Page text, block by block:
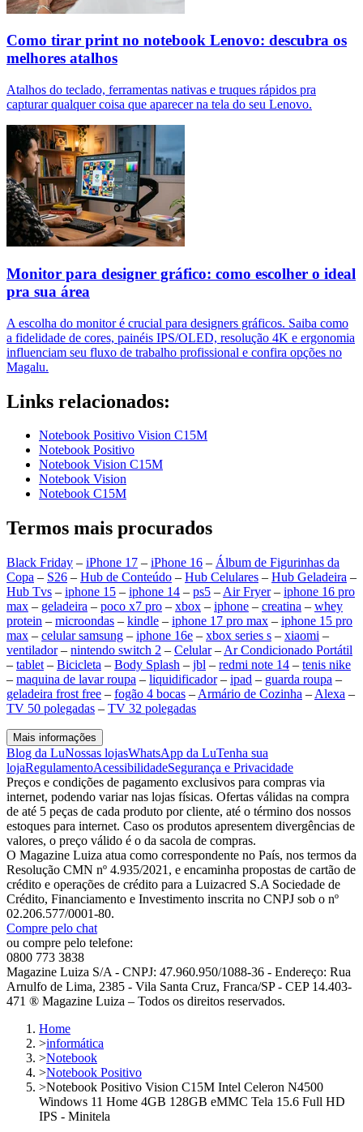
Como tirar print no notebook Lenovo: descubra os
melhores atalhos
Atalhos do teclado, ferramentas nativas e truques rápidos pra
capturar qualquer coisa que aparecer na tela do seu Lenovo.
Monitor para designer gráfico: como escolher o ideal
pra sua área
A escolha do monitor é crucial para designers gráficos. Saiba como
a fidelidade de cores, painéis IPS/OLED, resolução 4K e ergonomia
influenciam seu fluxo de trabalho profissional e confira opções no
Magalu.
Links relacionados:
Notebook Positivo Vision C15M
Notebook Positivo
Notebook Vision C15M
Notebook Vision
Notebook C15M
Termos mais procurados
Black Friday – iPhone 17 – iPhone 16 – Álbum de Figurinhas da
Copa – S26 – Hub de Conteúdo – Hub Celulares – Hub Geladeira –
Hub Tvs – iphone 15 – iphone 14 – ps5 – Air Fryer– iphone 16 pro
max – geladeira – poco x7 pro – xbox – iphone – creatina – whey
protein – microondas – kindle – iphone 17 pro max – iphone 15 pro
max – celular samsung – iphone 16e – xbox series s – xiaomi –
ventilador– nintendo switch 2 – Celular– Ar Condicionado Portátil
– tablet – Bicicleta – Body Splash – jbl – redmi note 14 – tenis nike
– maquina de lavar roupa – liquidificador– ipad – guarda roupa –
geladeira frost free – fogão 4 bocas – Armário de Cozinha – Alexa –
TV 50 polegadas – TV 32 polegadas
Mais informações
Blog da LuNossas lojasWhatsApp da LuTenha sua
lojaRegulamentoAcessibilidadeSegurança e Privacidade
Preços e condições de pagamento exclusivos para compras via
internet, podendo variar nas lojas físicas. Ofertas válidas na compra
de até 5 peças de cada produto por cliente, até o término dos nossos
estoques para internet. Caso os produtos apresentem divergências de
valores, o preço válido é o da sacola de compras.
O Magazine Luiza atua como correspondente no País, nos termos da
Resolução CMN nº 4.935/2021, e encaminha propostas de cartão de
crédito e operações de crédito para a Luizacred S.A Sociedade de
Crédito, Financiamento e Investimento inscrita no CNPJ sob o nº
02.206.577/0001-80.
Compre pelo chat
ou compre pelo telefone:
0800 773 3838
Magazine Luiza S/A - CNPJ: 47.960.950/1088-36 - Endereço: Rua
Arnulfo de Lima, 2385 - Vila Santa Cruz, Franca/SP - CEP 14.403-
471 ® Magazine Luiza – Todos os direitos reservados.
Home
>informática
>Notebook
>Notebook Positivo
>Notebook Positivo Vision C15M Intel Celeron N4500
Windows 11 Home 4GB 128GB eMMC Tela 15.6 Full HD
IPS - Minitela